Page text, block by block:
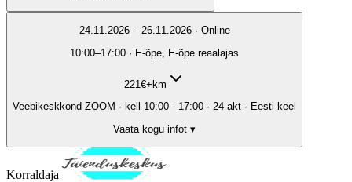
24.11.2026 – 26.11.2026 · Online
10:00–17:00 · E-õpe, E-õpe reaalajas
221 €+km
Veebikeskkond ZOOM · kell 10:00 - 17:00 · 24 akt · Eesti keel
Vaata kogu infot ▾
Korraldaja